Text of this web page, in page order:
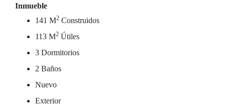
Inmueble
141 M2 Construidos
113 M2 Útiles
3 Dormitorios
2 Baños
Nuevo
Exterior